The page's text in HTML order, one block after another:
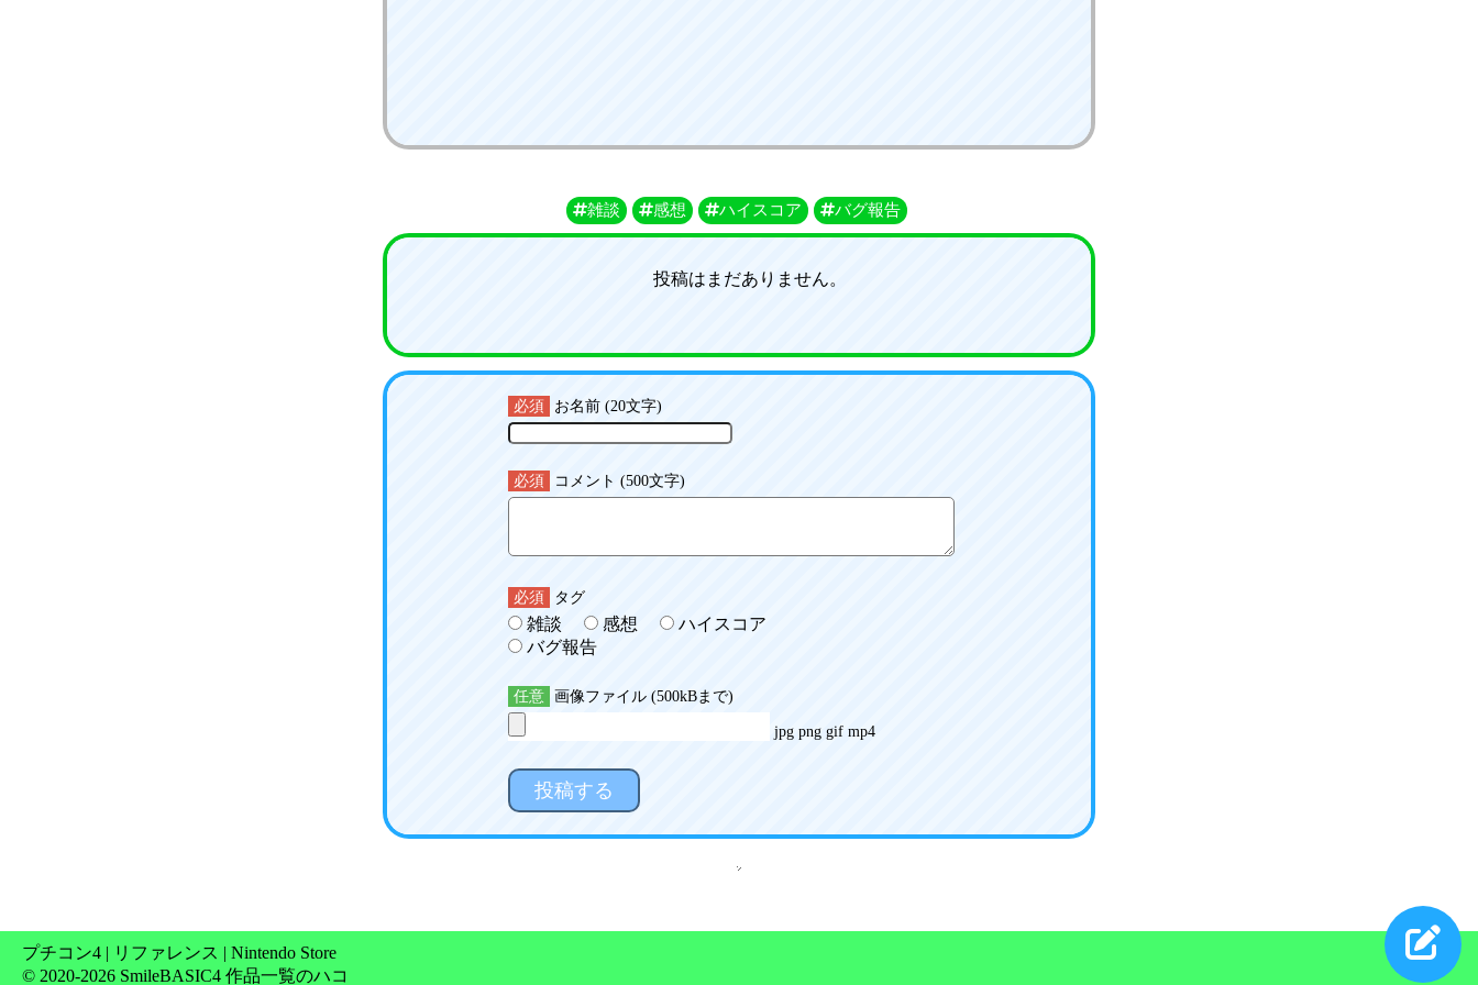
雑談 感想 ハイスコア バグ報告
投稿はまだありません。
必須 お名前 (20文字)
必須 コメント (500文字)
必須 タグ
雑談 感想
ハイスコア
バグ報告
任意 画像ファイル (500kBまで)
jpg png gif mp4
投稿する
プチコン4 | リファレンス | Nintendo Store
© 2020-2026 SmileBASIC4 作品一覧のハコ